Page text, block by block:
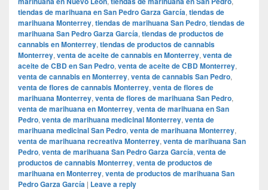
tiendas de marihuana en San Pedro Garza García, tiendas de
marihuana Monterrey, tiendas de marihuana San Pedro, tiendas de
marihuana San Pedro Garza García, tiendas de productos de
cannabis en Monterrey, tiendas de productos de cannabis
Monterrey, venta de aceite de cannabis en Monterrey, venta de
aceite de CBD en San Pedro, venta de aceite de CBD Monterrey,
venta de cannabis en Monterrey, venta de cannabis San Pedro,
venta de flores de cannabis Monterrey, venta de flores de
marihuana Monterrey, venta de flores de marihuana San Pedro,
venta de marihuana en Monterrey, venta de marihuana en San
Pedro, venta de marihuana medicinal Monterrey, venta de
marihuana medicinal San Pedro, venta de marihuana Monterrey,
venta de marihuana recreativa Monterrey, venta de marihuana San
Pedro, venta de marihuana San Pedro Garza García, venta de
productos de cannabis Monterrey, venta de productos de
marihuana en Monterrey, venta de productos de marihuana San
Pedro Garza García | Leave a reply